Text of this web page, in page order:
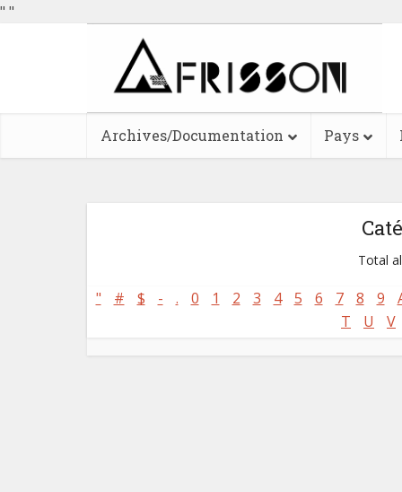
" "
Archives/Documentation Pays
Total
" # $ - . 0 1 2 3 4 5 6 7 8 9
T
U V